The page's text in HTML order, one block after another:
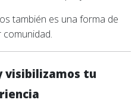
también es una forma de
visibilizamos tu